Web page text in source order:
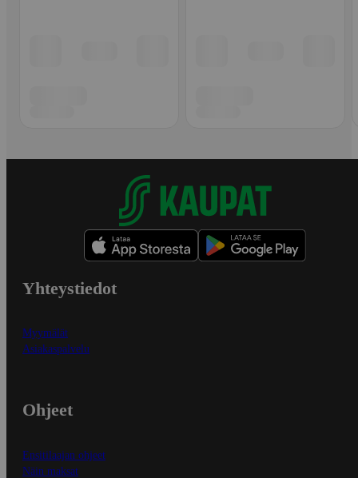
Yhteystiedot
Myymälät
Asiakaspalvelu
Ohjeet
Ensitilaajan ohjeet
Näin maksat